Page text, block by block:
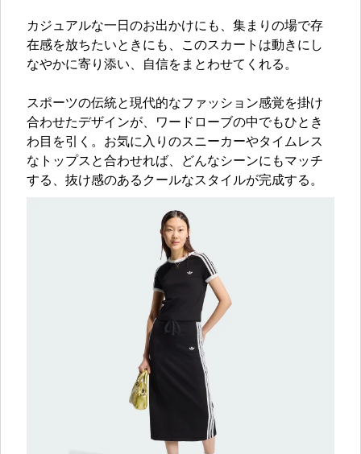
カジュアルな一日のお出かけにも、集まりの場で存
在感を放ちたいときにも、このスカートは動きにし
なやかに寄り添い、自信をまとわせてくれる。
スポーツの伝統と現代的なファッション感覚を掛け
合わせたデザインが、ワードローブの中でもひとき
わ目を引く。お気に入りのスニーカーやタイムレス
なトップスと合わせれば、どんなシーンにもマッチ
する、抜け感のあるクールなスタイルが完成する。